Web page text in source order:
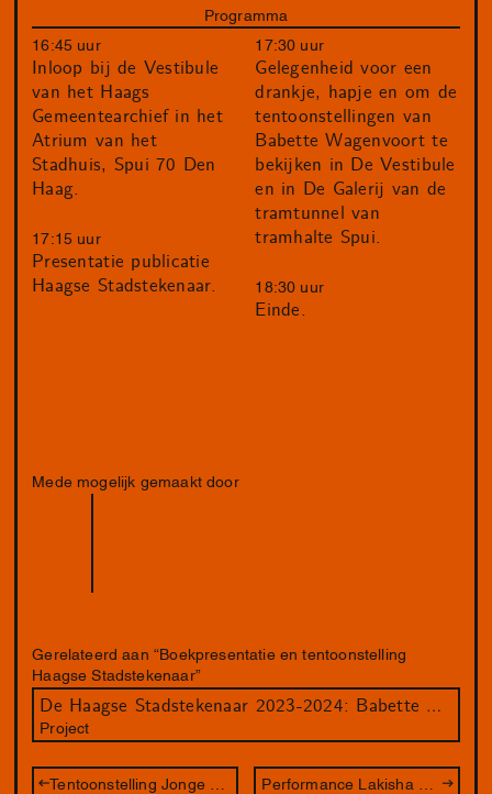
Programma
16:45 uur
Inloop bij de Vestibule
van het Haags
Gemeentearchief in het
Atrium van het
Stadhuis, Spui 70 Den
Haag.
17:15 uur
Presentatie publicatie
Haagse Stadstekenaar.
17:30 uur
Gelegenheid voor een
drankje, hapje en om de
tentoonstellingen van
Babette Wagenvoort te
bekijken in De Vestibule
en in De Galerij van de
tramtunnel van
tramhalte Spui.
18:30 uur
Einde.
Mede mogelijk gemaakt door
Gerelateerd aan “Boekpresentatie en tentoonstelling
Haagse Stadstekenaar”
De Haagse Stadstekenaar 2023-2024: Babette Wagenvoort
Project